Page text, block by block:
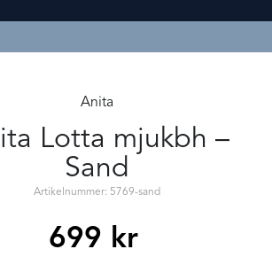
Anita
Lotta mjukbh –
Sand
Artikelnummer: 5769-sand
699 kr